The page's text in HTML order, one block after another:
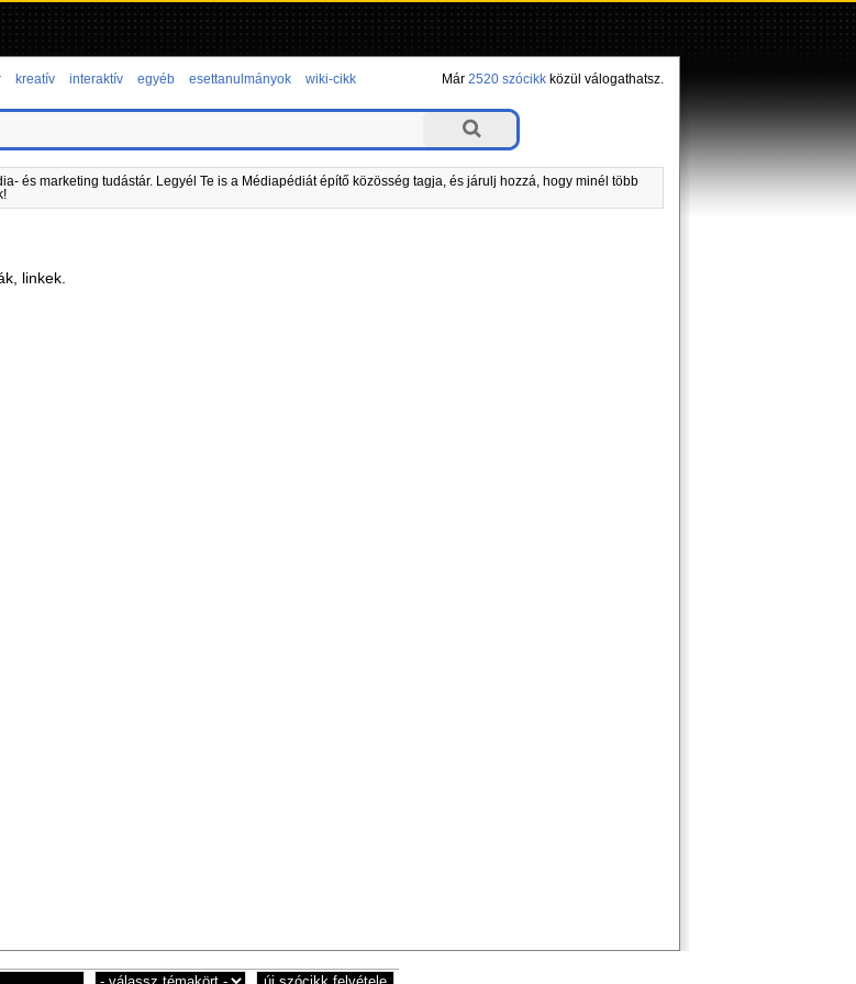
kreatív interaktív egyéb esettanulmányok wiki-cikk Már 2520 szócikkközül válogathatsz.
és marketing tudástár. Legyél Te is a Médiapédiát építő közösség tagja, és járulj hozzá, hogy minél több
linkek.